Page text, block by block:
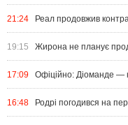
21:24 Реал продовжив
19:15 Жирона не планує
17:09 Офіційно: Діоманде —
16:48 Родрі погодився на